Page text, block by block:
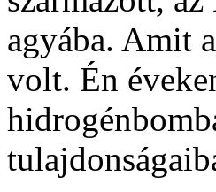
agyába. Amit
volt. Én